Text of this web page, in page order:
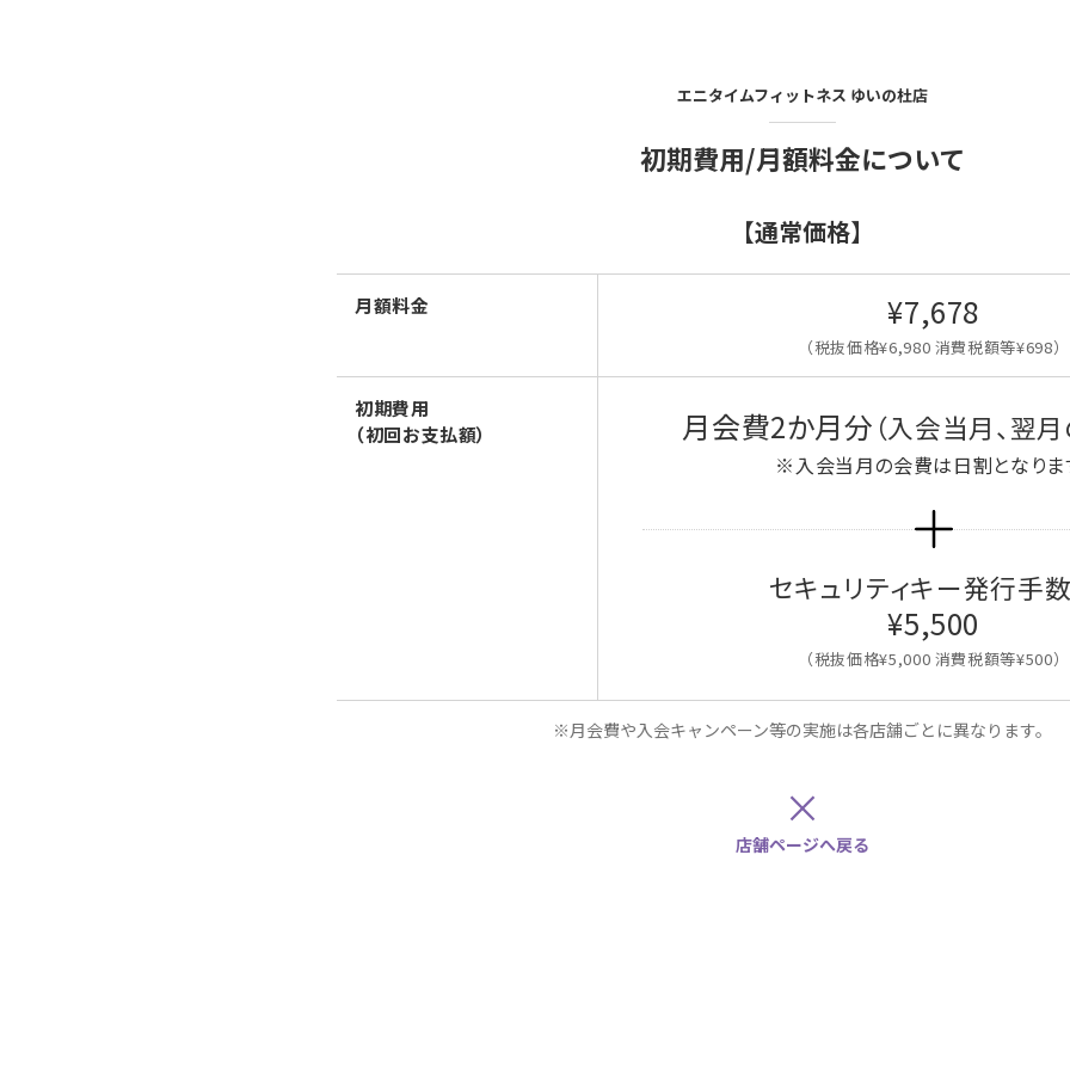
エニタイムフィットネス ゆいの杜店
初期費用/月額料金について
【通常価格】
月額料金 ¥7,678
（税抜価格¥6,980 消費税額等¥698）
初期費用
（初回お支払額）
月会費2か月分 （入会当月、翌
※入会当月の会費は日割となりま
セキュリティキー発行手
¥5,500
（税抜価格¥5,000 消費税額等¥500）
※月会費や入会キャンペーン等の実施は各店舗ごとに異なります。
×
店舗ページへ戻る